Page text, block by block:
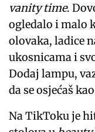
vanity time.
ogledalo i malo
olovaka, ladice
ukosnicama i
Dodaj lampu,
da se osjećaš
Na TikToku je